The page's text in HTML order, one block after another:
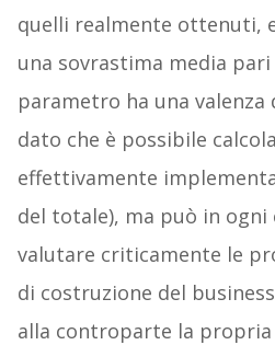
quelli realmente ottenuti,
una sovrastima media pari
parametro ha una
dato che è possibile
effettivamente
del totale), ma può in ogni
valutare criticamente le
di costruzione del
alla controparte la